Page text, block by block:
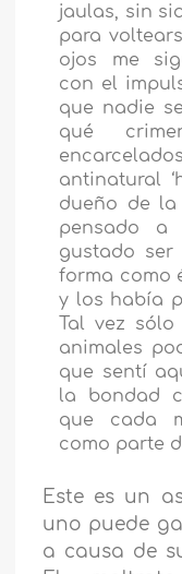
jaulas, sin
para
ojos me
con el
que nadie
qué
antinatural
dueño de
pensado
gustado ser
forma como
y los había
Tal vez
animales
que sentí
la bondad
que cada
como parte
Este es un
uno puede
a causa de